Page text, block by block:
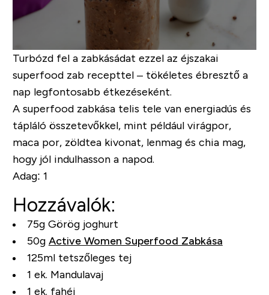
Turbózd fel a zabkásádat ezzel az éjszakai
superfood zab recepttel – tökéletes ébresztő a
nap legfontosabb étkezéseként.
A superfood zabkása telis tele van energiadús és
tápláló összetevőkkel, mint például virágpor,
maca por, zöldtea kivonat, lenmag és chia mag,
hogy jól indulhasson a napod.
Adag: 1
Hozzávalók:
75g Görög joghurt
50g Active Women Superfood Zabkása
125ml tetszőleges tej
1 ek. Mandulavaj
1 ek. fahéj